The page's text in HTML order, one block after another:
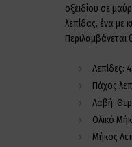
οξειδίου σε
λεπίδας, ένα με
Λεπίδες:
Πάχος
Λαβή:
Ολικό
Μήκος